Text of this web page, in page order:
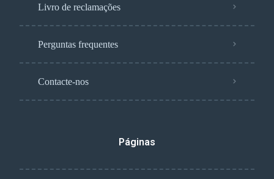
Livro de reclamações
Perguntas frequentes
Contacte-nos
Páginas